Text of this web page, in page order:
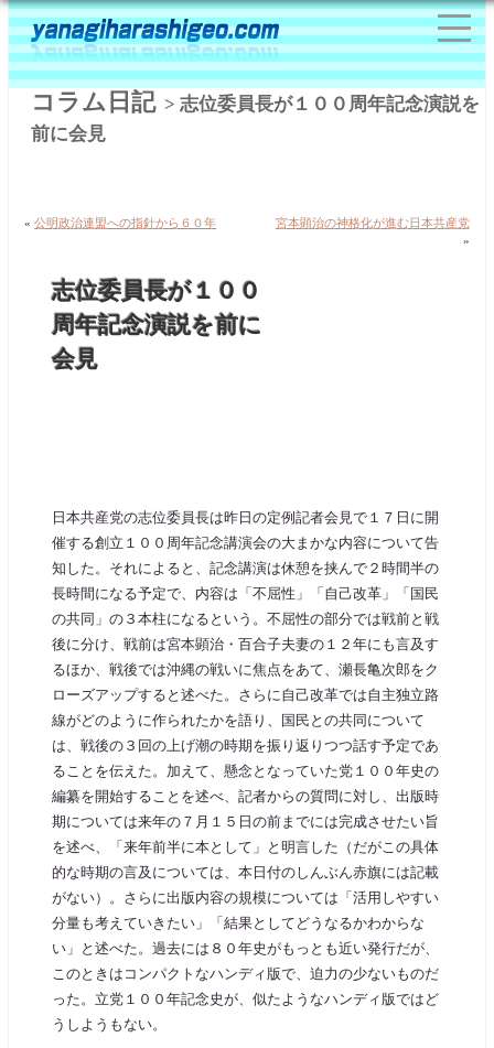
コラム日記> 志位委員長が１００周年記念演説を
前に会見
«公明政治連盟への指針から６０年
宮本顕治の神格化が進む日本共産党
»
志位委員長が１００
周年記念演説を前に
会見
日本共産党の志位委員長は昨日の定例記者会見で１７日に開
催する創立１００周年記念講演会の大まかな内容について告
知した。それによると、記念講演は休憩を挟んで２時間半の
長時間になる予定で、内容は「不屈性」「自己改革」「国民
の共同」の３本柱になるという。不屈性の部分では戦前と戦
後に分け、戦前は宮本顕治・百合子夫妻の１２年にも言及す
るほか、戦後では沖縄の戦いに焦点をあて、瀬長亀次郎をク
ローズアップすると述べた。さらに自己改革では自主独立路
線がどのように作られたかを語り、国民との共同について
は、戦後の３回の上げ潮の時期を振り返りつつ話す予定であ
ることを伝えた。加えて、懸念となっていた党１００年史の
編纂を開始することを述べ、記者からの質問に対し、出版時
期については来年の７月１５日の前までには完成させたい旨
を述べ、「来年前半に本として」と明言した（だがこの具体
的な時期の言及については、本日付のしんぶん赤旗には記載
がない）。さらに出版内容の規模については「活用しやすい
分量も考えていきたい」「結果としてどうなるかわからな
い」と述べた。過去には８０年史がもっとも近い発行だが、
このときはコンパクトなハンディ版で、迫力の少ないものだ
った。立党１００年記念史が、似たようなハンディ版ではど
うしようもない。